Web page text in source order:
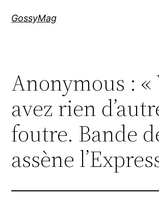
GossyMag
Anonymous : «
avez rien
foutre. Bande
assène